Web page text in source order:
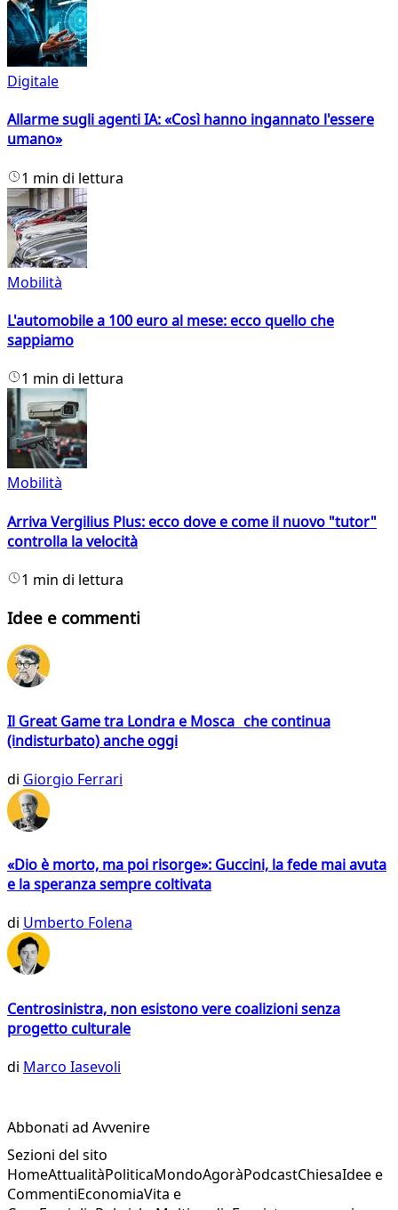
Digitale
Allarme sugli agenti IA: «Così hanno ingannato l'essere
umano»
1 min di lettura
Mobilità
L'automobile a 100 euro al mese: ecco quello che
sappiamo
1 min di lettura
Mobilità
Arriva Vergilius Plus: ecco dove e come il nuovo "tutor"
controlla la velocità
1 min di lettura
Idee e commenti
Il Great Game tra Londra e Mosca che continua
(indisturbato) anche oggi
di Giorgio Ferrari
«Dio è morto, ma poi risorge»: Guccini, la fede mai avuta
e la speranza sempre coltivata
di Umberto Folena
Centrosinistra, non esistono vere coalizioni senza
progetto culturale
di Marco Iasevoli
Abbonati ad Avvenire
Sezioni del sito
HomeAttualitàPoliticaMondoAgoràPodcastChiesaIdee e
CommentiEconomiaVita e